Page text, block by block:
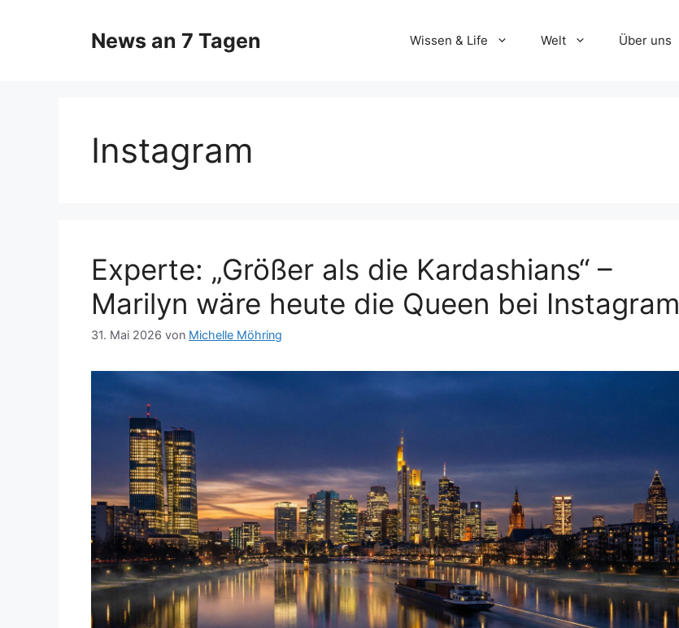
News an 7 Tagen Wissen & Life Welt Über uns
Instagram
Experte: „Größer als die Kardashians“ –
Marilyn wäre heute die Queen bei Instagram
31. Mai 2026 von Michelle Möhring